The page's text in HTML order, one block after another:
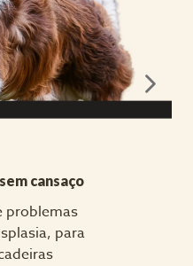
cansaço
problemas
para